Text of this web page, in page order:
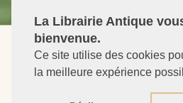
La Librairie Antique
bienvenue.
Ce site utilise des cookies
la meilleure expérience